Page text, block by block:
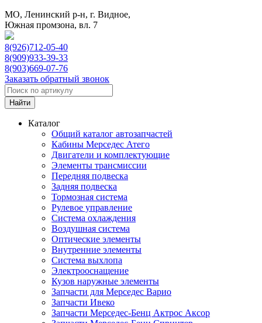
МО, Ленинский р-н, г. Видное,
Южная промзона, вл. 7
8(926)712-05-40
8(909)933-39-33
8(903)669-07-76
Заказать обратный звонок
Каталог
Общий каталог автозапчастей
Кабины Мерседес Атего
Двигатели и комплектующие
Элементы трансмиссии
Передняя подвеска
Задняя подвеска
Тормозная сиcтема
Рулевое управление
Система охлаждения
Воздушная система
Оптические элементы
Внутренние элементы
Система выхлопа
Электрооснащение
Кузов наружные элементы
Запчасти для Мерседес Варио
Запчасти Ивеко
Запчасти Мерседес-Бенц Актрос Аксор